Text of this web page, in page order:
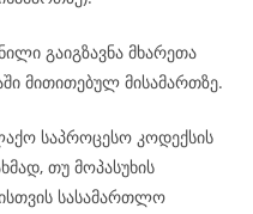
გაიგზავნა მხარეთა
მითითებულ მისამართზე.
საპროცესო კოდექსის
თუ მოპასუხის
სასამართლო